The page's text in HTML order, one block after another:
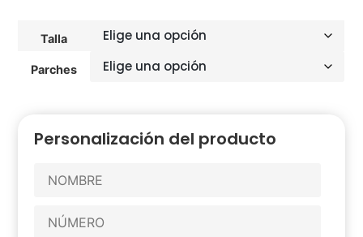
Talla
Parches
Personalización del producto